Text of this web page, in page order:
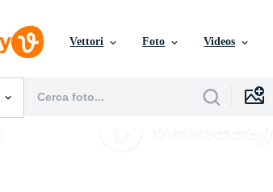
Vettori Foto Videos